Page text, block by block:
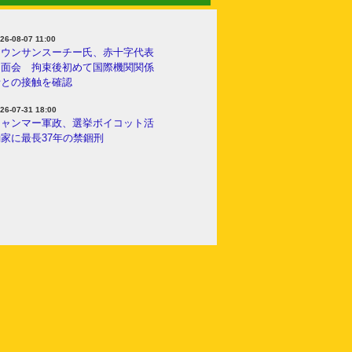
08-07 11:00
ンサンスーチー氏、赤十字代表
面会 拘束後初めて国際機関関係
の接触を確認
07-31 18:00
ャンマー軍政、選挙ボイコット活
に最長37年の禁錮刑